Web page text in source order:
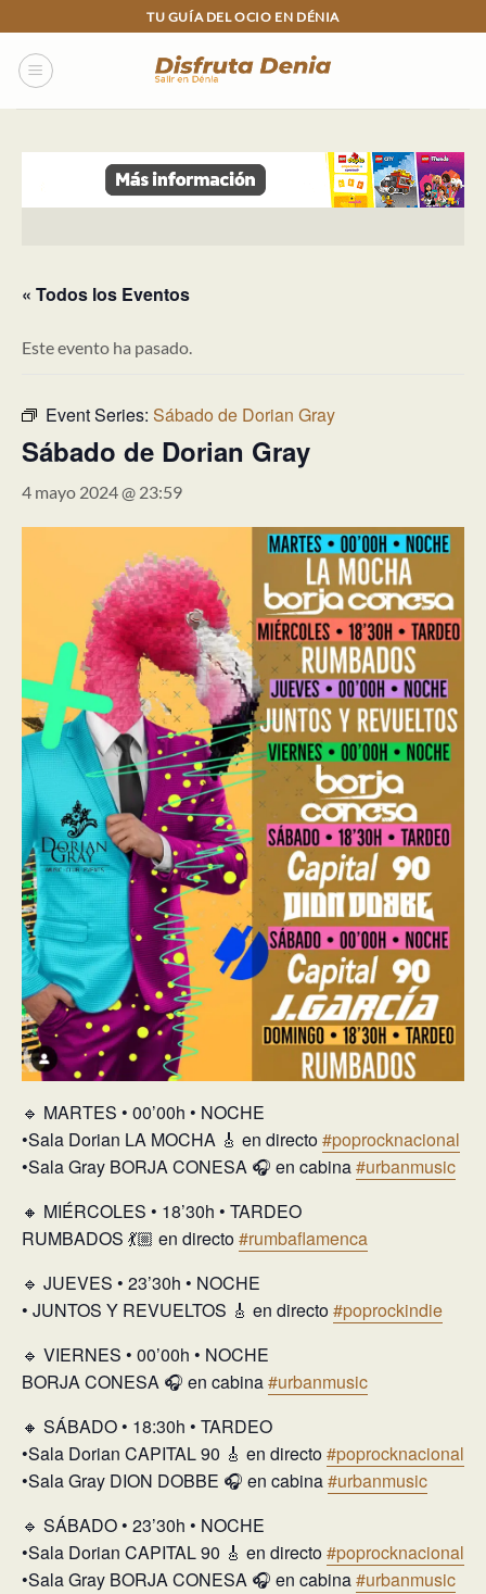
to
content
TU GUÍA DEL OCIO EN DÉNIA
« Todos los Eventos
Este evento ha pasado.
Event Series: Sábado de Dorian Gray
Sábado de Dorian Gray
4 mayo 2024 @ 23:59
🔹 MARTES • 00’00h • NOCHE
•Sala Dorian LA MOCHA 🎸 en directo#poprocknacional
•Sala Gray BORJA CONESA 🎧 en cabina#urbanmusic
🔸 MIÉRCOLES • 18’30h • TARDEO
RUMBADOS 💃🏼 en directo#rumbaflamenca
🔹 JUEVES • 23’30h • NOCHE
• JUNTOS Y REVUELTOS 🎸 en directo#poprockindie
🔹 VIERNES • 00’00h • NOCHE
BORJA CONESA 🎧 en cabina#urbanmusic
🔸 SÁBADO • 18:30h • TARDEO
•Sala Dorian CAPITAL 90 🎸 en directo#poprocknacional
•Sala Gray DION DOBBE 🎧 en cabina#urbanmusic
🔹 SÁBADO • 23’30h • NOCHE
•Sala Dorian CAPITAL 90 🎸 en directo#poprocknacional
•Sala Gray BORJA CONESA 🎧 en cabina#urbanmusic